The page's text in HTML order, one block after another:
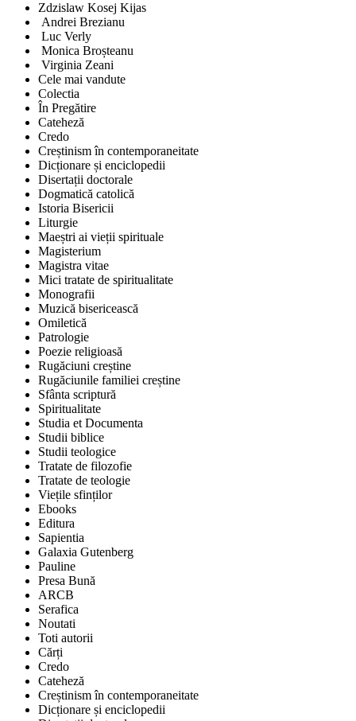
Zdzislaw Kosej Kijas
Andrei Brezianu
Luc Verly
Monica Broșteanu
Virginia Zeani
Cele mai vandute
Colectia
În Pregătire
Cateheză
Credo
Creștinism în contemporaneitate
Dicționare și enciclopedii
Disertații doctorale
Dogmatică catolică
Istoria Bisericii
Liturgie
Maeștri ai vieții spirituale
Magisterium
Magistra vitae
Mici tratate de spiritualitate
Monografii
Muzică bisericească
Omiletică
Patrologie
Poezie religioasă
Rugăciuni creștine
Rugăciunile familiei creștine
Sfânta scriptură
Spiritualitate
Studia et Documenta
Studii biblice
Studii teologice
Tratate de filozofie
Tratate de teologie
Viețile sfinților
Ebooks
Editura
Sapientia
Galaxia Gutenberg
Pauline
Presa Bună
ARCB
Serafica
Noutati
Toti autorii
Cărți
Credo
Cateheză
Creștinism în contemporaneitate
Dicționare și enciclopedii